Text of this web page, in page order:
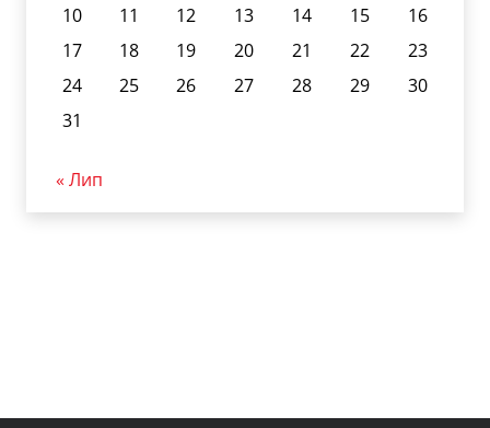
10
11 12 13 14 15
16
17
18 19 20 21 22
23
24
25 26 27 28 29
30
31
« Лип